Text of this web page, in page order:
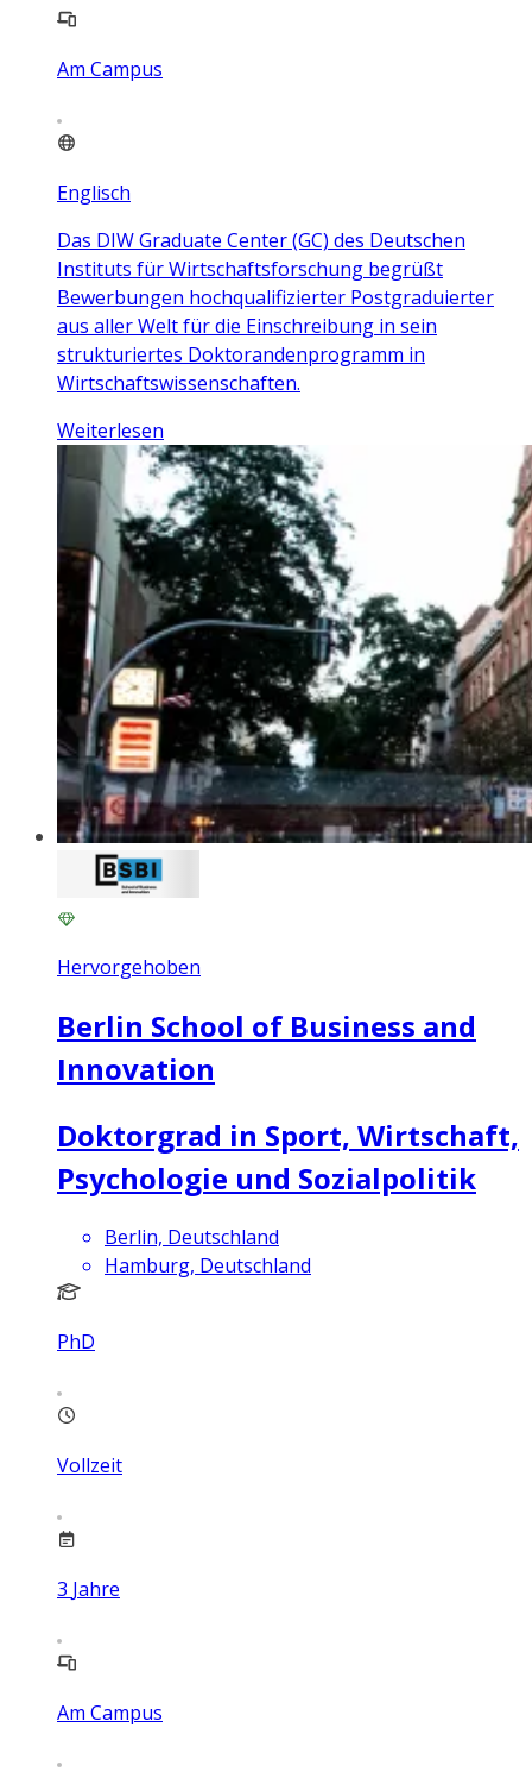
Am Campus
Englisch
Das DIW Graduate Center (GC) des Deutschen
Instituts für Wirtschaftsforschung begrüßt
Bewerbungen hochqualifizierter Postgraduierter
aus aller Welt für die Einschreibung in sein
strukturiertes Doktorandenprogramm in
Wirtschaftswissenschaften.
Weiterlesen
Hervorgehoben
Berlin School of Business and
Innovation
Doktorgrad in Sport, Wirtschaft,
Psychologie und Sozialpolitik
Berlin, Deutschland
Hamburg, Deutschland
PhD
Vollzeit
3 Jahre
Am Campus